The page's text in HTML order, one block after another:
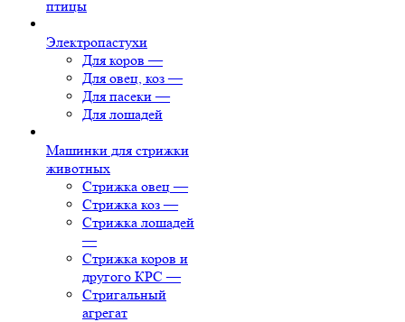
птицы
Электропастухи
Для коров —
Для овец, коз —
Для пасеки —
Для лошадей
Машинки для стрижки
животных
Стрижка овец —
Стрижка коз —
Стрижка лошадей
—
Стрижка коров и
другого КРС —
Стригальный
агрегат